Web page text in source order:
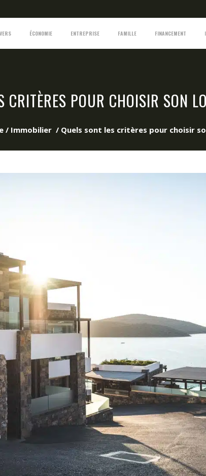
ÉCONOMIE ENTREPRISE FAMILLE FINANCEMENT
CRITÈRES POUR CHOISIR SON
/ Immobilier / Quels sont les critères pour choisir